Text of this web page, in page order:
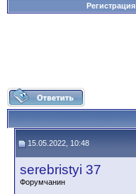
Регистрация
15.05.2022, 10:48
serebristyi 37
Форумчанин